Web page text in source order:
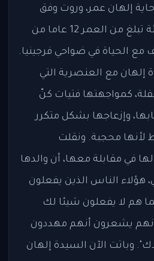
إلهان عمر، وروت وفق
تقريرها، أنها كانت لاجئة تبلغ من العمر 12 عاما من
مع الحياة في ضواحي فرجينيا.
إلهان مع العنصرية التي
كمواجهتها فتيات كنّ
وإزعاجها بشكل متكرر
محجبة. ونقلت
في مقابلة معها، أن والدها
هؤلاء الناس الذين يفعلون
هم لا يفعلون شيئا لك
يشعرون أنهم مهددون
وباتت الآن السيدة إلهان